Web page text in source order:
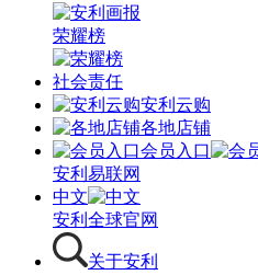
荣耀榜
社会责任
安利云购
各地店铺
会员入口
安利易联网
中文
安利全球官网
关于安利